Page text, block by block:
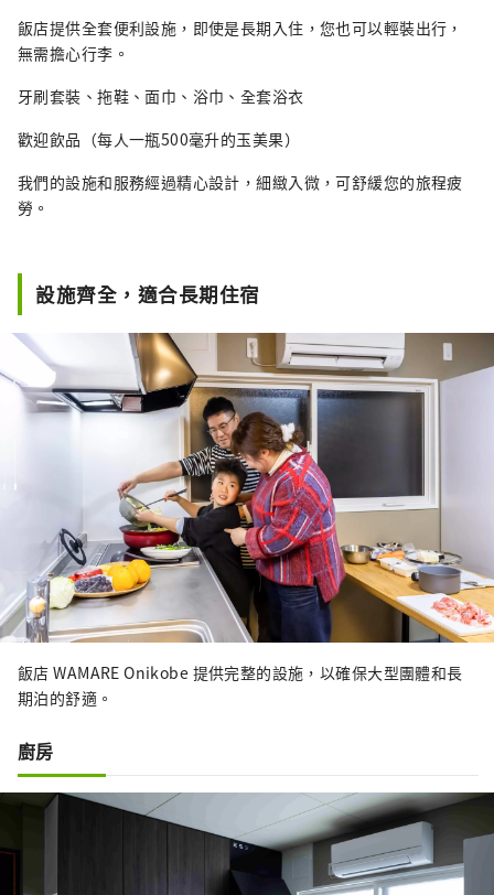
飯店提供全套便利設施，即使是長期入住，您也可以輕裝出行，
無需擔心行李。
牙刷套裝、拖鞋、面巾、浴巾、全套浴衣
歡迎飲品（每人一瓶500毫升的玉美果）
我們的設施和服務經過精心設計，細緻入微，可舒緩您的旅程疲
勞。
設施齊全，適合長期住宿
飯店 WAMARE Onikobe 提供完整的設施，以確保大型團體和長
期泊的舒適。
廚房